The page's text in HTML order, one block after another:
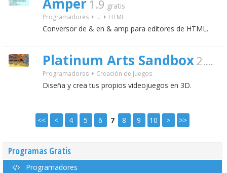
1.9 gratis
Programadores ... HTML
Conversor de & en & amp para editores de HTML.
Platinum Arts Sandbox2.6
Programadores Creación de Juegos
Diseña y crea tus propios videojuegos en 3D.
<< < 4 5 6 7 8 9 10 > >>
Programas Gratis
Programadores